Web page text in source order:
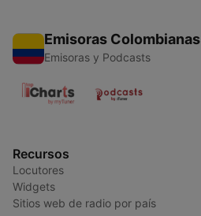
Emisoras Colombianas
Emisoras y Podcasts
Recursos
Locutores
Widgets
Sitios web de radio por país